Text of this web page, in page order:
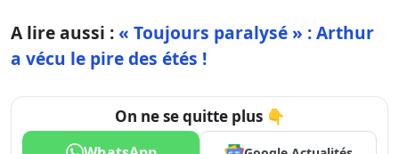
A lire aussi :« Toujours paralysé » : Arthur
a vécu le pire des étés !
On ne se quitte plus 👇